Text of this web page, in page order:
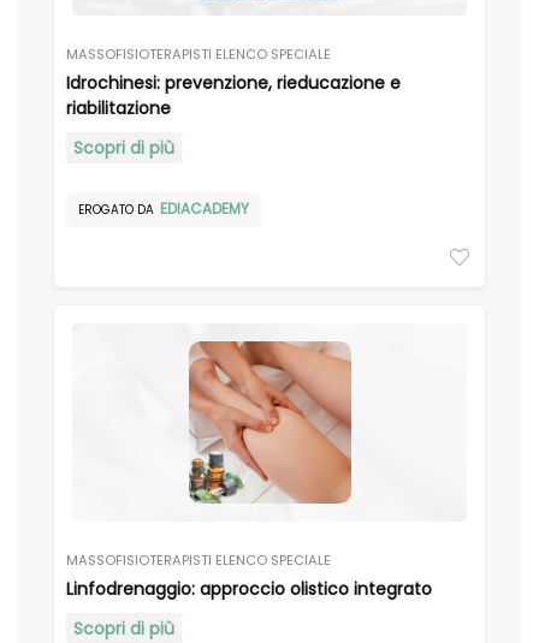
MASSOFISIOTERAPISTI ELENCO SPECIALE
Idrochinesi: prevenzione, rieducazione e
riabilitazione
Scopri di più
EROGATO DA EDIACADEMY
MASSOFISIOTERAPISTI ELENCO SPECIALE
Linfodrenaggio: approccio olistico integrato
Scopri di più